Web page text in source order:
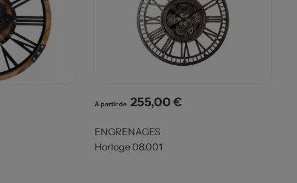
A partir de Prix
255,00 €
ENGRENAGES
Horloge 08.001